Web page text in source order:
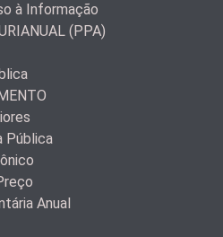
à Informação
(PPA)
Pública
Anual